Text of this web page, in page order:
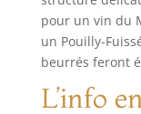
pour un vin du
un Pouilly-
beurrés feront
L’info